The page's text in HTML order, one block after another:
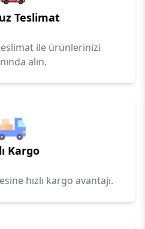
Teslimat
ile ürünlerinizi
alın.
Kargo
hızlı kargo avantajı.